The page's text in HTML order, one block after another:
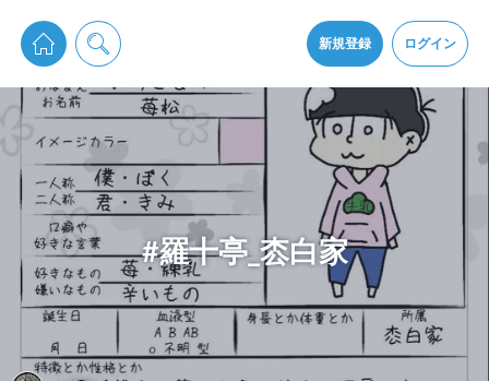
新規登録 ログイン
pixiv Sketchは2024年5月28日付で プライパシーポリシーを改定しました。
通知を受け取るにはここをクリックします
pixiv Sketchアプリでさらに快適に！
アプリをインストール
#羅十亭_枩白家